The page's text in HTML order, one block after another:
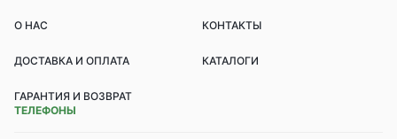
О НАС КОНТАКТЫ
ДОСТАВКА И ОПЛАТА КАТАЛОГИ
ГАРАНТИЯ И ВОЗВРАТ
ТЕЛЕФОНЫ